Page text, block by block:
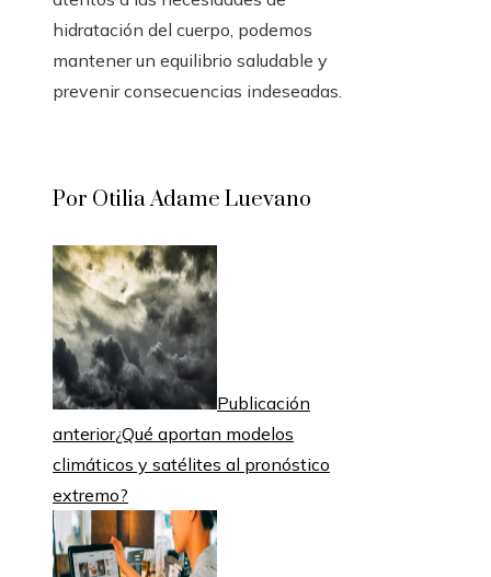
hidratación del cuerpo, podemos
mantener un equilibrio saludable y
prevenir consecuencias indeseadas.
Por Otilia Adame Luevano
Publicación
anterior¿Qué aportan modelos
climáticos y satélites al pronóstico
extremo?